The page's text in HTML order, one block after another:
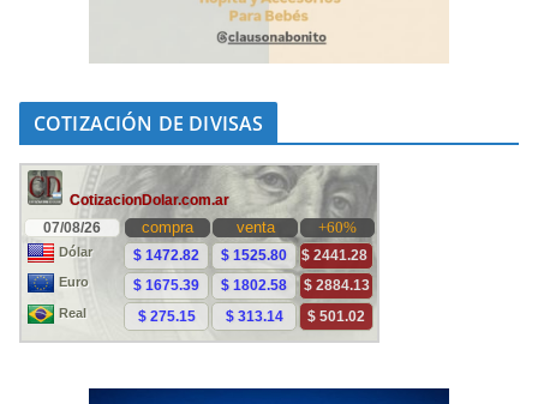
COTIZACIÓN DE DIVISAS